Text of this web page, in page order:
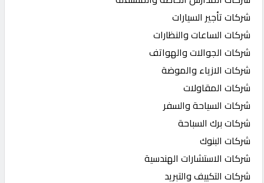
شركات تأجير السيارات
شركات الساعات والنظارات
شركات الجوالات والهواتف
شركات الازياء والموضة
شركات المقاولات
شركات السياحة والسفر
شركات برك السباحة
شركات البنوك
شركات الاستشارات الهندسية
شركات التكييف والتبريد